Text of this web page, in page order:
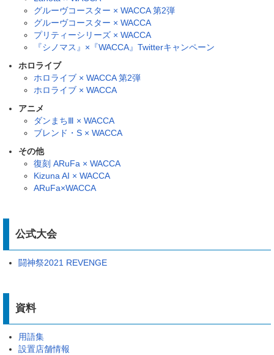
グルーヴコースター × WACCA 第2弾
グルーヴコースター × WACCA
プリティーシリーズ × WACCA
『シノマス』×『WACCA』Twitterキャンペーン
ホロライブ
ホロライブ × WACCA 第2弾
ホロライブ × WACCA
アニメ
ダンまちⅢ × WACCA
ブレンド・S × WACCA
その他
復刻 ARuFa × WACCA
Kizuna AI × WACCA
ARuFa×WACCA
公式大会
闘神祭2021 REVENGE
資料
用語集
設置店舗情報